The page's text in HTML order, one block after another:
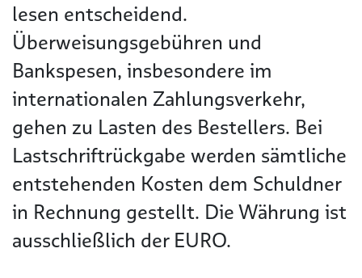
lesen entscheidend.
Überweisungsgebühren und
Bankspesen, insbesondere im
internationalen Zahlungsverkehr,
gehen zu Lasten des Bestellers. Bei
Lastschriftrückgabe werden sämtliche
entstehenden Kosten dem Schuldner
in Rechnung gestellt. Die Währung ist
ausschließlich der EURO.